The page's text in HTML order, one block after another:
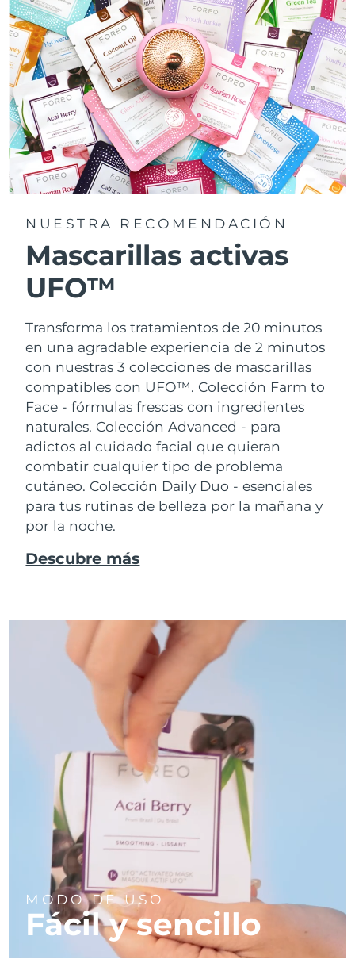
NUESTRA RECOMENDACIÓN
Mascarillas activas
UFO™
Transforma los tratamientos de 20 minutos
en una agradable experiencia de 2 minutos
con nuestras 3 colecciones de mascarillas
compatibles con UFO™. Colección Farm to
Face - fórmulas frescas con ingredientes
naturales. Colección Advanced - para
adictos al cuidado facial que quieran
combatir cualquier tipo de problema
cutáneo. Colección Daily Duo - esenciales
para tus rutinas de belleza por la mañana y
por la noche.
Descubre más
MODO DE USO
Fácil y sencillo